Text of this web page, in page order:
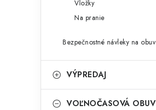
Vložky
Na pranie
Bezpečnostné návleky na obuv
VÝPREDAJ
VOĽNOČASOVÁ OBUV